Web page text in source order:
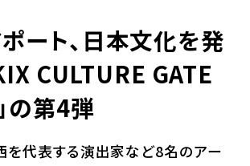
ート、日本文化を発
CULTURE GATE
の第4弾
を代表する演出家など8名のアー